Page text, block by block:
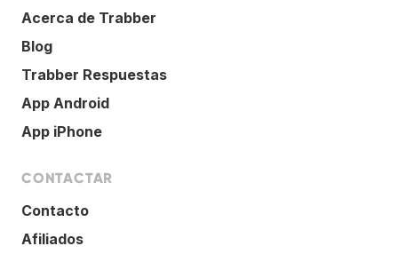
Acerca de Trabber
Blog
Trabber Respuestas
App Android
App iPhone
CONTACTAR
Contacto
Afiliados